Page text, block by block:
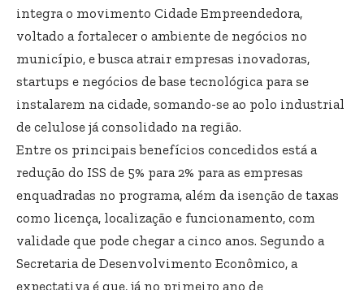
integra o movimento Cidade Empreendedora,
voltado a fortalecer o ambiente de negócios no
município, e busca atrair empresas inovadoras,
startups e negócios de base tecnológica para se
instalarem na cidade, somando-se ao polo industrial
de celulose já consolidado na região.
Entre os principais benefícios concedidos está a
redução do ISS de 5% para 2% para as empresas
enquadradas no programa, além da isenção de taxas
como licença, localização e funcionamento, com
validade que pode chegar a cinco anos. Segundo a
Secretaria de Desenvolvimento Econômico, a
expectativa é que, já no primeiro ano de